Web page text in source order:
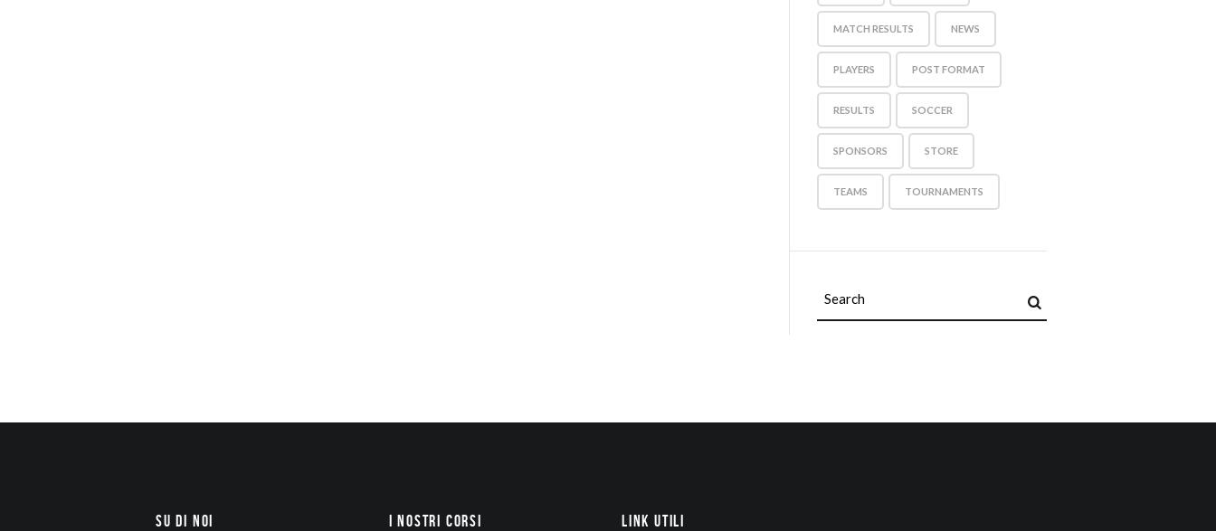
MATCH RESULTS NEWS
PLAYERS POST FORMAT
RESULTS SOCCER
SPONSORS STORE
TEAMS TOURNAMENTS
Su di Noi I nostri corsi Link Utili